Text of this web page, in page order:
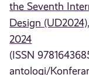
the Seventh
Design
2024
(ISSN
antologi/